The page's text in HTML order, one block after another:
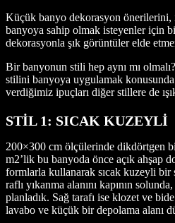
Küçük banyo dekorasyon önerilerini,
banyoya sahip olmak isteyenler için
dekorasyonla şık görüntüler elde
Bir banyonun stili hep aynı mı
stilini banyoya uygulamak
verdiğimiz ipuçları diğer stillere de
STİL 1: SICAK KUZEYLİ
200×300 cm ölçülerinde dikdörtgen
m2’lik bu banyoda önce açık ahşap
formlarla kullanarak sıcak kuzeyli bir
raflı yıkanma alanını kapının
planladık. Sağ tarafı ise klozet ve bide
lavabo ve küçük bir depolama alanı